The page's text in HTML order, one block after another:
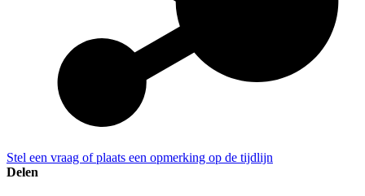
Stel een vraag of plaats een opmerking op de tijdlijn
Delen